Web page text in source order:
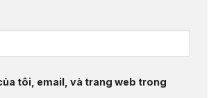
tôi, email, và trang web trong